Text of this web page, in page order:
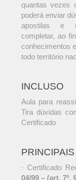
quantas vezes
poderá enviar
apostilas e
completar, ao
conhecimentos
todo território
INCLUSO
Aula para
Tira dúvidas
Certificado
· Certificado
04/99 – (art. 7º,